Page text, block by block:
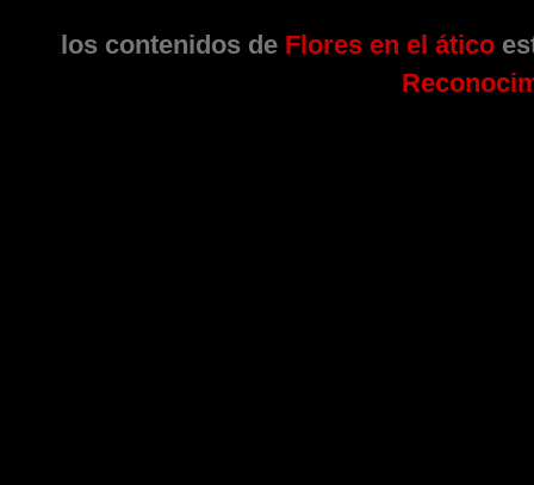
los contenidos de Flores en el ático